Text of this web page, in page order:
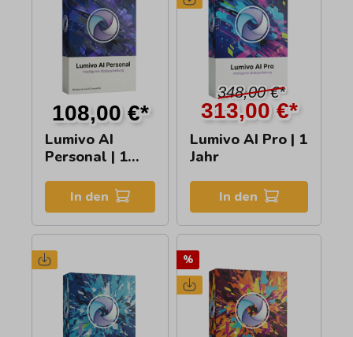
Lumivo AI
Personal | 1
108,00 €*
In den
Lumivo AI Pro | 1
Jahr
313,00 €*
348,00 €*
In den
%